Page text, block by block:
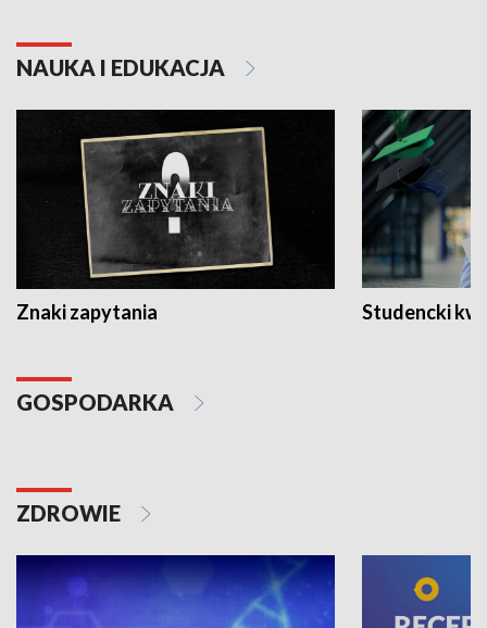
NAUKA I EDUKACJA
Znaki zapytania Studencki
GOSPODARKA
ZDROWIE